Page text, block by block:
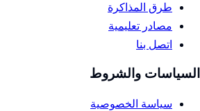
طرق المذاكرة
مصادر تعليمية
اتصل بنا
السياسات والشروط
سياسة الخصوصية